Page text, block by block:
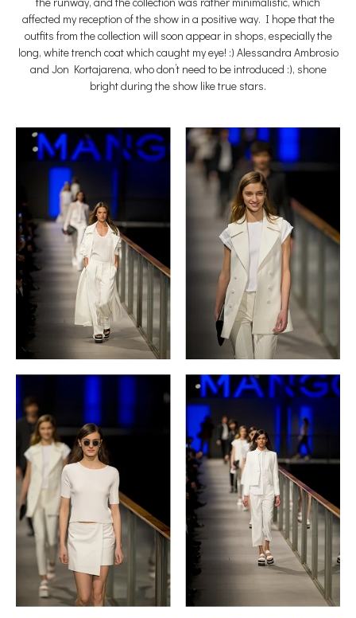
affected my reception of the show in a positive way. I hope that the
outfits from the collection will soon appear in shops, especially the
long, white trench coat which caught my eye! :) Alessandra Ambrosio
and Jon Kortajarena, who don’t need to be introduced :), shone
bright during the show like true stars.